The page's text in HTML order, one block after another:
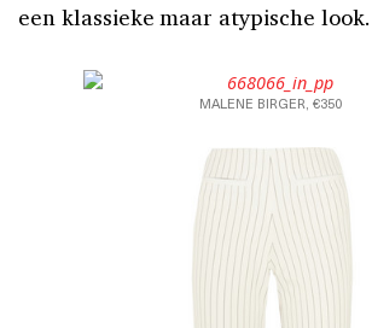
een klassieke maar atypische look.
MALENE BIRGER, €350